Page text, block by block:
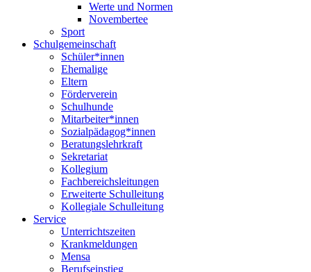
Werte und Normen
Novembertee
Sport
Schulgemeinschaft
Schüler*innen
Ehemalige
Eltern
Förderverein
Schulhunde
Mitarbeiter*innen
Sozialpädagog*innen
Beratungslehrkraft
Sekretariat
Kollegium
Fachbereichsleitungen
Erweiterte Schulleitung
Kollegiale Schulleitung
Service
Unterrichtszeiten
Krankmeldungen
Mensa
Berufseinstieg